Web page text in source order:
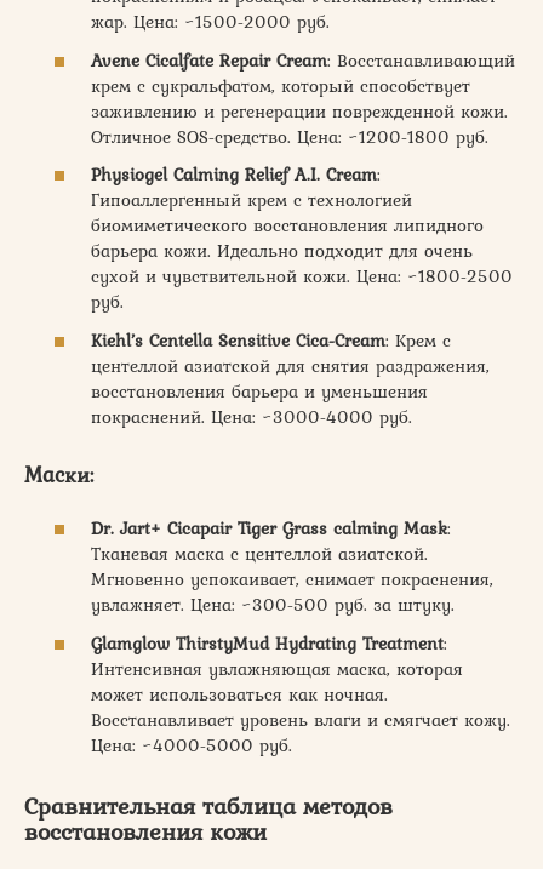
жар. Цена: ~1500-2000 руб.
Avene Cicalfate Repair Cream: Восстанавливающий
крем с сукральфатом, который способствует
заживлению и регенерации поврежденной кожи.
Отличное SOS-средство. Цена: ~1200-1800 руб.
Physiogel Calming Relief A.I. Cream:
Гипоаллергенный крем с технологией
биомиметического восстановления липидного
барьера кожи. Идеально подходит для очень
сухой и чувствительной кожи. Цена: ~1800-2500
руб.
Kiehl’s Centella Sensitive Cica-Cream: Крем с
центеллой азиатской для снятия раздражения,
восстановления барьера и уменьшения
покраснений. Цена: ~3000-4000 руб.
Маски:
Dr. Jart+ Cicapair Tiger Grass calming Mask:
Тканевая маска с центеллой азиатской.
Мгновенно успокаивает, снимает покраснения,
увлажняет. Цена: ~300-500 руб. за штуку.
Glamglow ThirstyMud Hydrating Treatment:
Интенсивная увлажняющая маска, которая
может использоваться как ночная.
Восстанавливает уровень влаги и смягчает кожу.
Цена: ~4000-5000 руб.
Сравнительная таблица методов
восстановления кожи